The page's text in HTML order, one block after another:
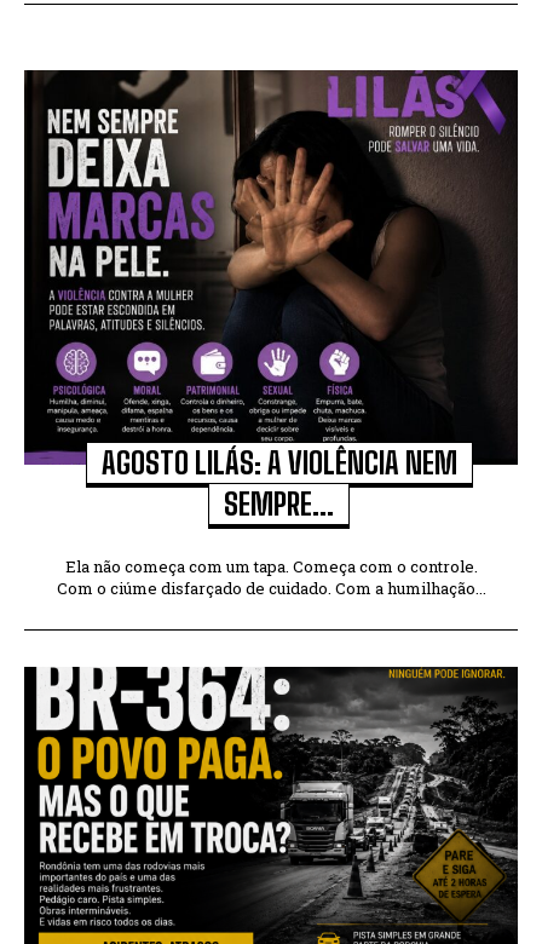
AGOSTO LILÁS: A VIOLÊNCIA NEM
SEMPRE...
Ela não começa com um tapa. Começa com o controle.
Com o ciúme disfarçado de cuidado. Com a humilhação...